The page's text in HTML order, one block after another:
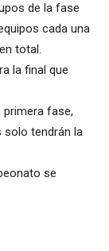
de la fase
cada una
total.
la final que
primera fase,
solo tendrán la
se